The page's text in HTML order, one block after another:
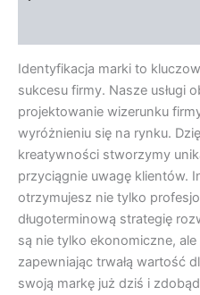
Identyfikacja marki to
sukcesu firmy. Nasze usługi
projektowanie wizerunku
wyróżnieniu się na rynku.
kreatywności stworzymy
przyciągnie uwagę klientów.
otrzymujesz nie tylko
długoterminową strategię
są nie tylko ekonomiczne,
zapewniając trwałą wartość
swoją markę już dziś i